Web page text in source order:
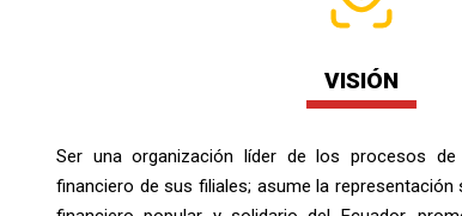
VISIÓN
Ser una organización líder de los procesos
financiero de sus filiales; asume la